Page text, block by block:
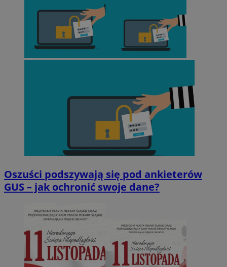
Oszuści podszywają się pod ankieterów
GUS – jak ochronić swoje dane?